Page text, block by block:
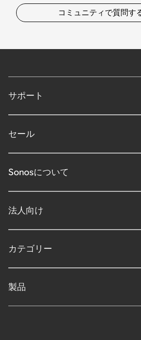
コミュニティで質問す
サポート
セール
Sonosについて
法人向け
カテゴリー
製品